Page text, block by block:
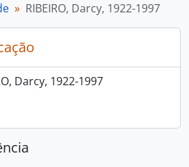
RIBEIRO, Darcy, 1922-1997
Darcy, 1922-1997